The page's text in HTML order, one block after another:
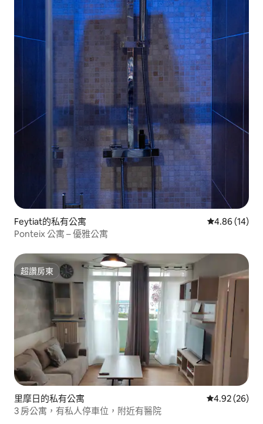
Feytiat的私有公寓 從 14 則評價
4.86 (14)
Ponteix 公寓 – 優雅公寓
超讚房東
超讚房東
里摩日的私有公寓 從 26 則評價
4.92 (26)
3 房公寓，有私人停車位，附近有醫院